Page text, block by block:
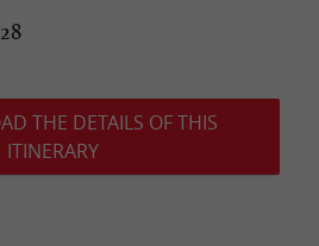
THE DETAILS OF THIS
ITINERARY